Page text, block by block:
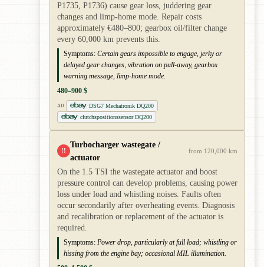
P1735, P1736) cause gear loss, juddering gear
changes and limp-home mode. Repair costs
approximately €480–800; gearbox oil/filter change
every 60,000 km prevents this.
Symptoms: Certain gears impossible to engage, jerky or
delayed gear changes, vibration on pull-away, gearbox
warning message, limp-home mode.
480–900 $
AD
DSG7 Mechatronik DQ200
clutchspositionssensor DQ200
!!
Turbocharger wastegate /
actuator
from 120,000 km
On the 1.5 TSI the wastegate actuator and boost
pressure control can develop problems, causing power
loss under load and whistling noises. Faults often
occur secondarily after overheating events. Diagnosis
and recalibration or replacement of the actuator is
required.
Symptoms: Power drop, particularly at full load; whistling or
hissing from the engine bay; occasional MIL illumination.